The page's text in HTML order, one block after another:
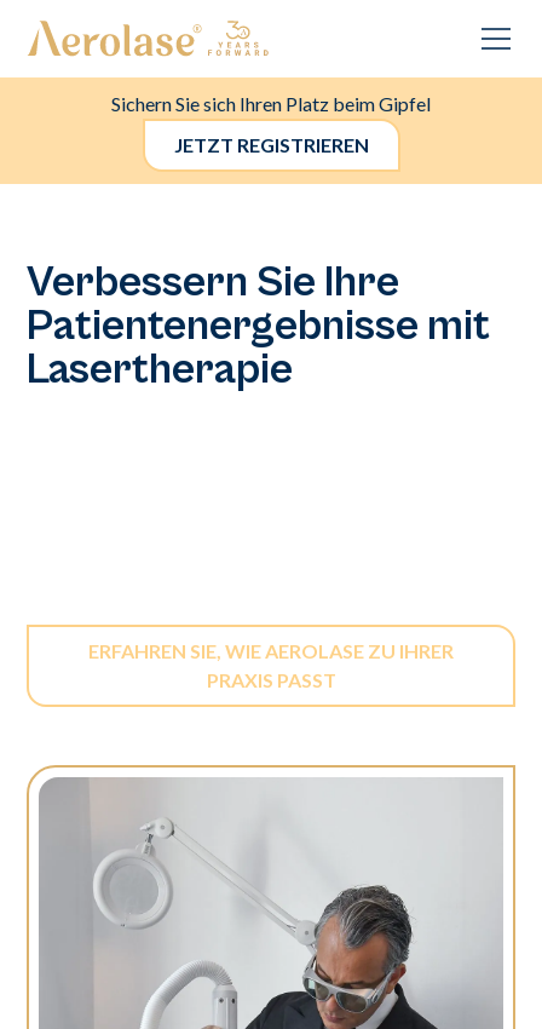
Sichern Sie sich Ihren Platz beim Gipfel
JETZT REGISTRIEREN
Verbessern Sie Ihre
Patientenergebnisse mit
Lasertherapie
ERFAHREN SIE, WIE AEROLASE ZU IHRER
PRAXIS PASST